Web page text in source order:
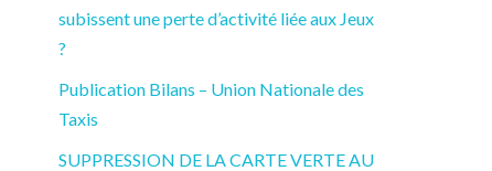
subissent une perte d’activité liée aux Jeux
?
Publication Bilans – Union Nationale des
Taxis
SUPPRESSION DE LA CARTE VERTE AU